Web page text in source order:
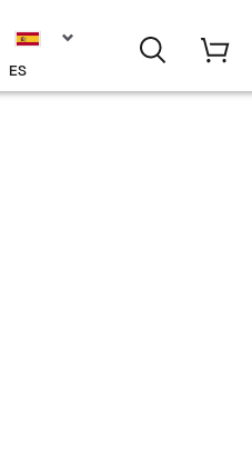
ES